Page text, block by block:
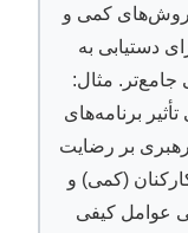
کمی و
دستیابی به
جامع‌تر. مثال:
برنامه‌های
بر رضایت
(کمی) و
عوامل کیفی